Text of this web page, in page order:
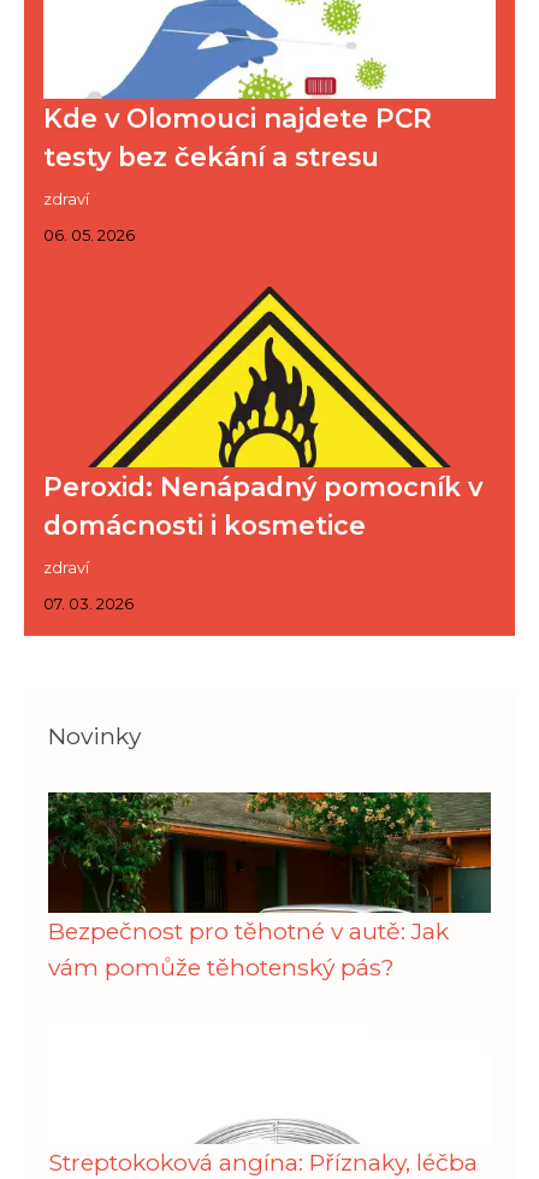
Kde v Olomouci najdete PCR
testy bez čekání a stresu
zdraví
06. 05. 2026
Peroxid: Nenápadný pomocník v
domácnosti i kosmetice
zdraví
07. 03. 2026
Novinky
Bezpečnost pro těhotné v autě: Jak
vám pomůže těhotenský pás?
Streptokoková angína: Příznaky, léčba